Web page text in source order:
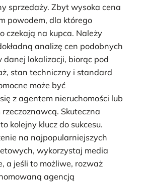
sprzedaży. Zbyt wysoka cena
powodem, dla którego
czekają na kupca. Należy
analizę cen podobnych
danej lokalizacji, biorąc pod
stan techniczny i standard
może być
z agentem nieruchomości lub
Skuteczna
kolejny klucz do sukcesu.
na najpopularniejszych
wykorzystaj media
a jeśli to możliwe, rozważ
agencją